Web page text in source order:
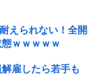
えられない！全開
ｗｗｗｗｗ
雇したら若手も